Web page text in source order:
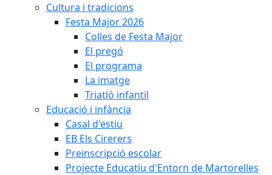
Cultura i tradicions
Festa Major 2026
Colles de Festa Major
El pregó
El programa
La imatge
Triatló infantil
Educació i infància
Casal d'estiu
EB Els Cirerers
Preinscripció escolar
Projecte Educatiu d'Entorn de Martorelles